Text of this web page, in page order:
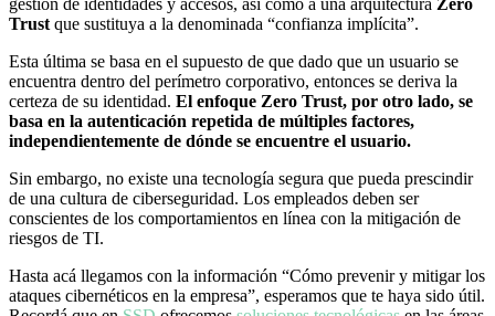
Trust que sustituya a la denominada “confianza implícita”.
Esta última se basa en el supuesto de que dado que un usuario se
encuentra dentro del perímetro corporativo, entonces se deriva la
certeza de su identidad. El enfoque Zero Trust, por otro lado, se
basa en la autenticación repetida de múltiples factores,
independientemente de dónde se encuentre el usuario.
Sin embargo, no existe una tecnología segura que pueda prescindir
de una cultura de ciberseguridad. Los empleados deben ser
conscientes de los comportamientos en línea con la mitigación de
riesgos de TI.
Hasta acá llegamos con la información “Cómo prevenir y mitigar los
ataques cibernéticos en la empresa”, esperamos que te haya sido útil.